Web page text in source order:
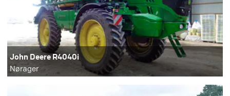
John Deere R4040i
Nørager